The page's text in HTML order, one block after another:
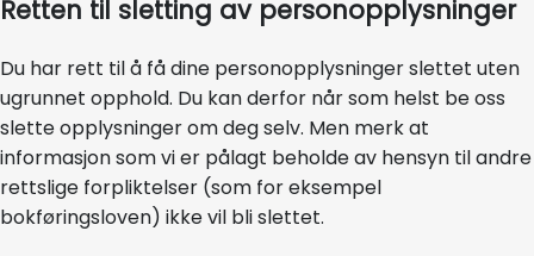
Retten til sletting av personopplysninger
Du har rett til å få dine personopplysninger slettet uten
ugrunnet opphold. Du kan derfor når som helst be oss
slette opplysninger om deg selv. Men merk at
informasjon som vi er pålagt beholde av hensyn til andre
rettslige forpliktelser (som for eksempel
bokføringsloven) ikke vil bli slettet.